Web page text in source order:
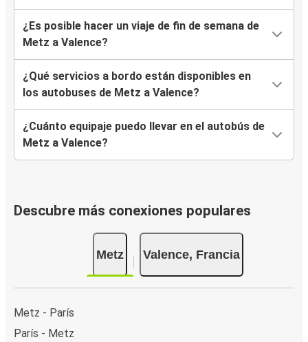
¿Es posible hacer un viaje de fin de semana de
Metz a Valence?
¿Qué servicios a bordo están disponibles en
los autobuses de Metz a Valence?
¿Cuánto equipaje puedo llevar en el autobús de
Metz a Valence?
Descubre más conexiones populares
Metz Valence, Francia
Metz - París
París - Metz